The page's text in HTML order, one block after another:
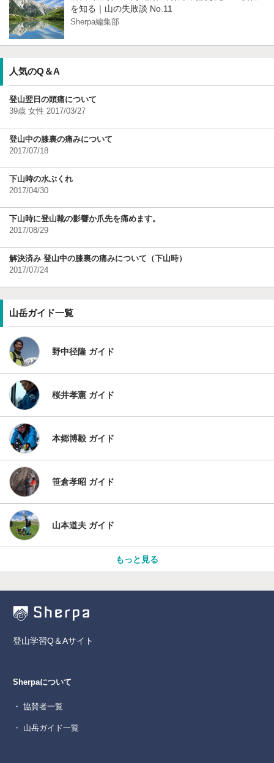
を知る｜山の失敗談 No.11
Sherpa編集部
人気のQ＆A
登山翌日の頭痛について
39歳 女性 2017/03/27
登山中の膝裏の痛みについて
2017/07/18
下山時の水ぶくれ
2017/04/30
下山時に登山靴の影響か爪先を痛めます。
2017/08/29
解決済み 登山中の膝裏の痛みについて（下山時）
2017/07/24
山岳ガイド一覧
野中径隆 ガイド
桜井孝憲 ガイド
本郷博毅 ガイド
笹倉孝昭 ガイド
山本道夫 ガイド
もっと見る
登山学習Q＆Aサイト
Sherpaについて
・ 協賛者一覧
・ 山岳ガイド一覧